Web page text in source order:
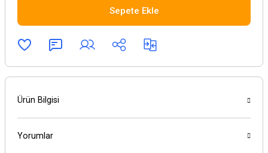
Sepete Ekle
Ürün Bilgisi
Yorumlar